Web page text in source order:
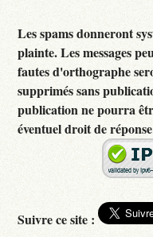
Les spams donneront
plainte. Les messages
fautes d'orthographe
supprimés sans
publication ne pourra
éventuel droit de
Suivre ce site :